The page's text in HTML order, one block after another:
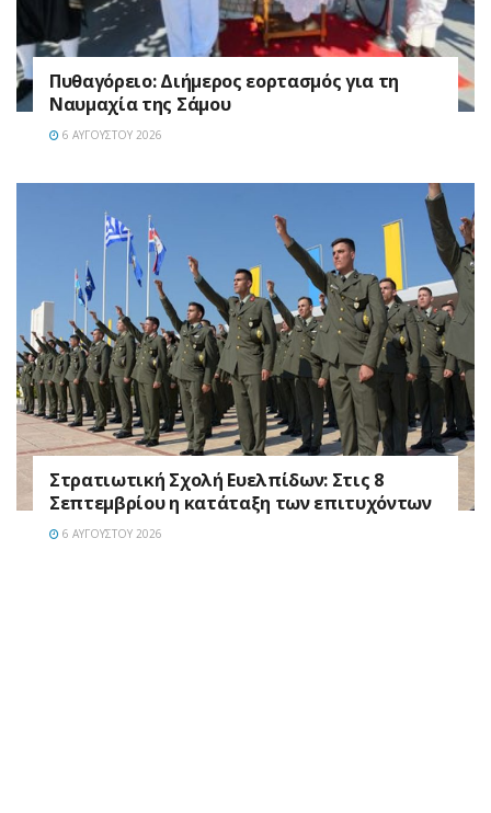
Πυθαγόρειο: Διήμερος εορτασμός για τη
Ναυμαχία της Σάμου
6 ΑΥΓΟΎΣΤΟΥ 2026
Στρατιωτική Σχολή Ευελπίδων: Στις 8
Σεπτεμβρίου η κατάταξη των επιτυχόντων
6 ΑΥΓΟΎΣΤΟΥ 2026